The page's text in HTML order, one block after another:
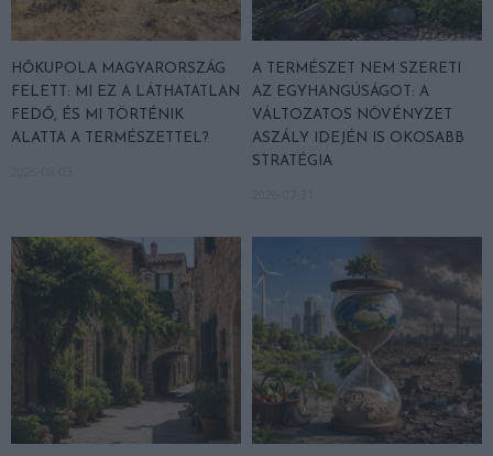
HŐKUPOLA MAGYARORSZÁG
FELETT: MI EZ A LÁTHATATLAN
FEDŐ, ÉS MI TÖRTÉNIK
ALATTA A TERMÉSZETTEL?
A TERMÉSZET NEM SZERETI
AZ EGYHANGÚSÁGOT: A
VÁLTOZATOS NÖVÉNYZET
ASZÁLY IDEJÉN IS OKOSABB
STRATÉGIA